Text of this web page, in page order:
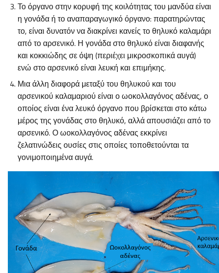
Το όργανο στην κορυφή της κοιλότητας του μανδύα είναι
η γονάδα ή το αναπαραγωγικό όργανο: παρατηρώντας
το, είναι δυνατόν να διακρίνει κανείς το θηλυκό καλαμάρι
από το αρσενικό. Η γονάδα στο θηλυκό είναι διαφανής
και κοκκιώδης σε όψη (περιέχει μικροσκοπικά αυγά)
ενώ στο αρσενικό είναι λευκή και επιμήκης.
Μια άλλη διαφορά μεταξύ του θηλυκού και του
αρσενικού καλαμαριού είναι ο ωοκολλαγόνος αδένας, ο
οποίος είναι ένα λευκό όργανο που βρίσκεται στο κάτω
μέρος της γονάδας στο θηλυκό, αλλά απουσιάζει από το
αρσενικό. Ο ωοκολλαγόνος αδένας εκκρίνει
ζελατινώδεις ουσίες στις οποίες τοποθετούνται τα
γονιμοποιημένα αυγά.